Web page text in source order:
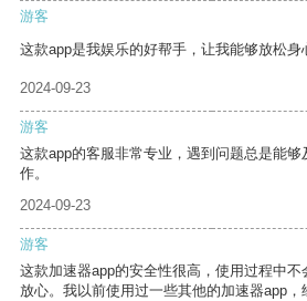
游客
这款app是我娱乐的好帮手，让我能够放松身
2024-09-23
游客
这款app的客服非常专业，遇到问题总是能
作。
2024-09-23
游客
这款加速器app的安全性很高，使用过程中
放心。我以前使用过一些其他的加速器app